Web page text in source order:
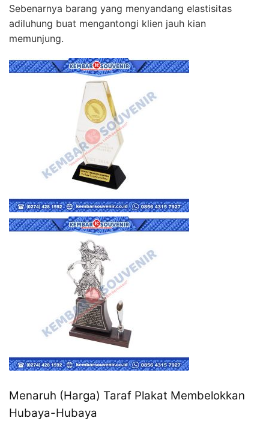
Sebenarnya barang yang menyandang elastisitas
adiluhung buat mengantongi klien jauh kian
memunjung.
Menaruh (Harga) Taraf Plakat Membelokkan
Hubaya-Hubaya